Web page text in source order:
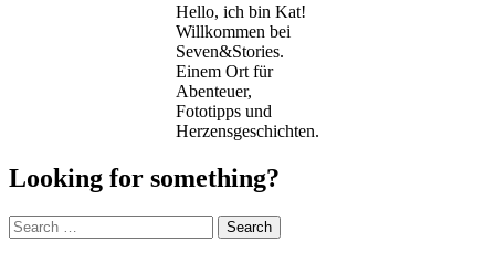
Hello, ich bin Kat!
Willkommen bei
Seven&Stories.
Einem Ort für
Abenteuer,
Fototipps und
Herzensgeschichten.
Looking for something?
Search